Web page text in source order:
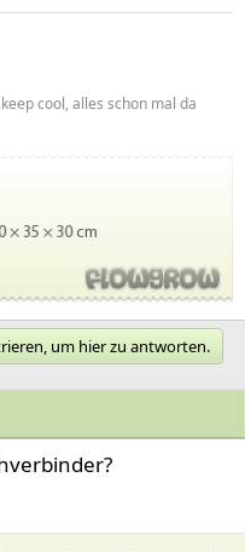
cool, alles schon mal da
um hier zu antworten.